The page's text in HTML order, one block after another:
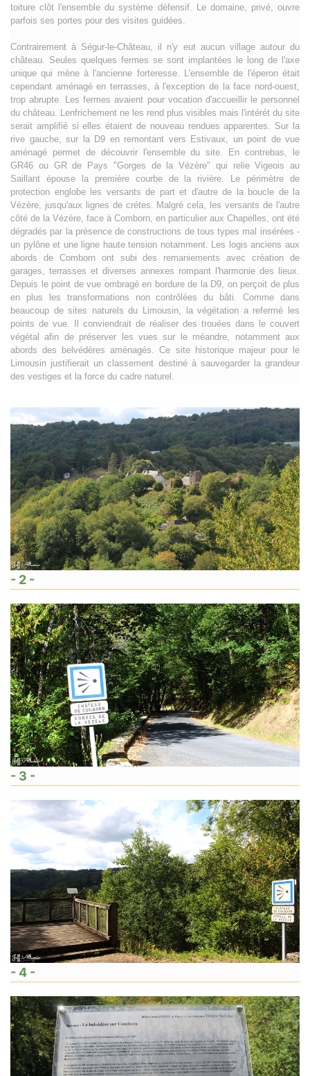
toiture clôt l'ensemble du système défensif. Le domaine, privé, ouvre
parfois ses portes pour des visites guidées.
Contrairement à Ségur-le-Château, il n'y eut aucun village autour du
château. Seules quelques fermes se sont implantées le long de l'axe
unique qui mène à l'ancienne forteresse. L'ensemble de l'éperon était
cependant aménagé en terrasses, à l'exception de la face nord-ouest,
trop abrupte. Les fermes avaient pour vocation d'accueillir le personnel
du château. Lenfrichement ne les rend plus visibles mais l'intérét du site
serait amplifié si elles étaient de nouveau rendues apparentes. Sur la
rive gauche, sur la D9 en remontant vers Estivaux, un point de vue
aménagé permet de découvrir l'ensemble du site. En contrebas, le
GR46 ou GR de Pays "Gorges de la Vézère" qui relie Vigeois au
Saillant épouse la première courbe de la rivière. Le périmètre de
protection englobe les versants de part et d'autre de la boucle de la
Vézère, jusqu'aux lignes de crétes. Malgré cela, les versants de l'autre
côté de la Vézère, face à Comborn, en particulier aux Chapelles, ont été
dégradés par la présence de constructions de tous types mal insérées -
un pylône et une ligne haute tension notamment. Les logis anciens aux
abords de Comborn ont subi des remaniements avec création de
garages, terrasses et diverses annexes rompant l'harmonie des lieux.
Depuis le point de vue ombragé en bordure de la D9, on perçoit de plus
en plus les transformations non contrôlées du bâti. Comme dans
beaucoup de sites naturels du Limousin, la végétation a refermé les
points de vue. Il conviendrait de réaliser des trouées dans le couvert
végétal afin de préserver les vues sur le méandre, notamment aux
abords des belvédères aménagés. Ce site historique majeur pour le
Limousin justifierait un classement destiné à sauvegarder la grandeur
des vestiges et la force du cadre naturel.
- 2 -
- 3 -
- 4 -